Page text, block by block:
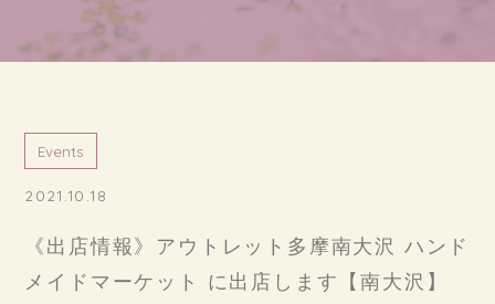
Events
2021.10.18
《出店情報》アウトレット多摩南大沢 ハンド
メイドマーケット に出店します【南大沢】